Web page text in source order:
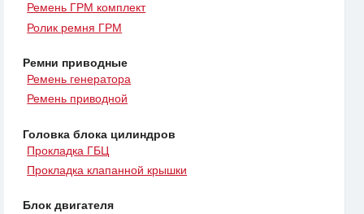
Ремень ГРМ комплект
Ролик ремня ГРМ
Ремни приводные
Ремень генератора
Ремень приводной
Головка блока цилиндров
Прокладка ГБЦ
Прокладка клапанной крышки
Блок двигателя